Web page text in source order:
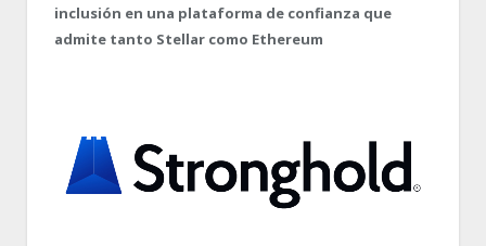
inclusión en una plataforma de confianza que
admite tanto Stellar como Ethereum